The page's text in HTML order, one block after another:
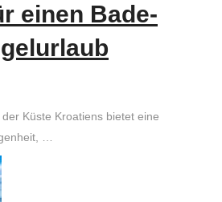
einen Bade-
Küste Kroatiens bietet eine
…